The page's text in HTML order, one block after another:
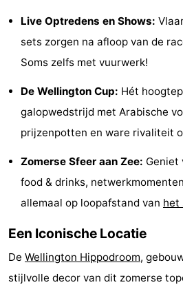
Bowlen
-
Minigolfbanen
Wellness
Steden
Natuur
Sporten
Zwembaden
Fietsen
-
Wandelen
Live Optredens en Shows:
sets zorgen na afloop van de
Soms zelfs met vuurwerk!
De Wellington Cup: Hét
galopwedstrijd met Arabische
prijzenpotten en ware rivaliteit
Zomerse Sfeer aan Zee: Geniet
food & drinks,
allemaal op loopafstand van het
Een Iconische Locatie
De Wellington Hippodroom,
stijlvolle decor van dit zomerse